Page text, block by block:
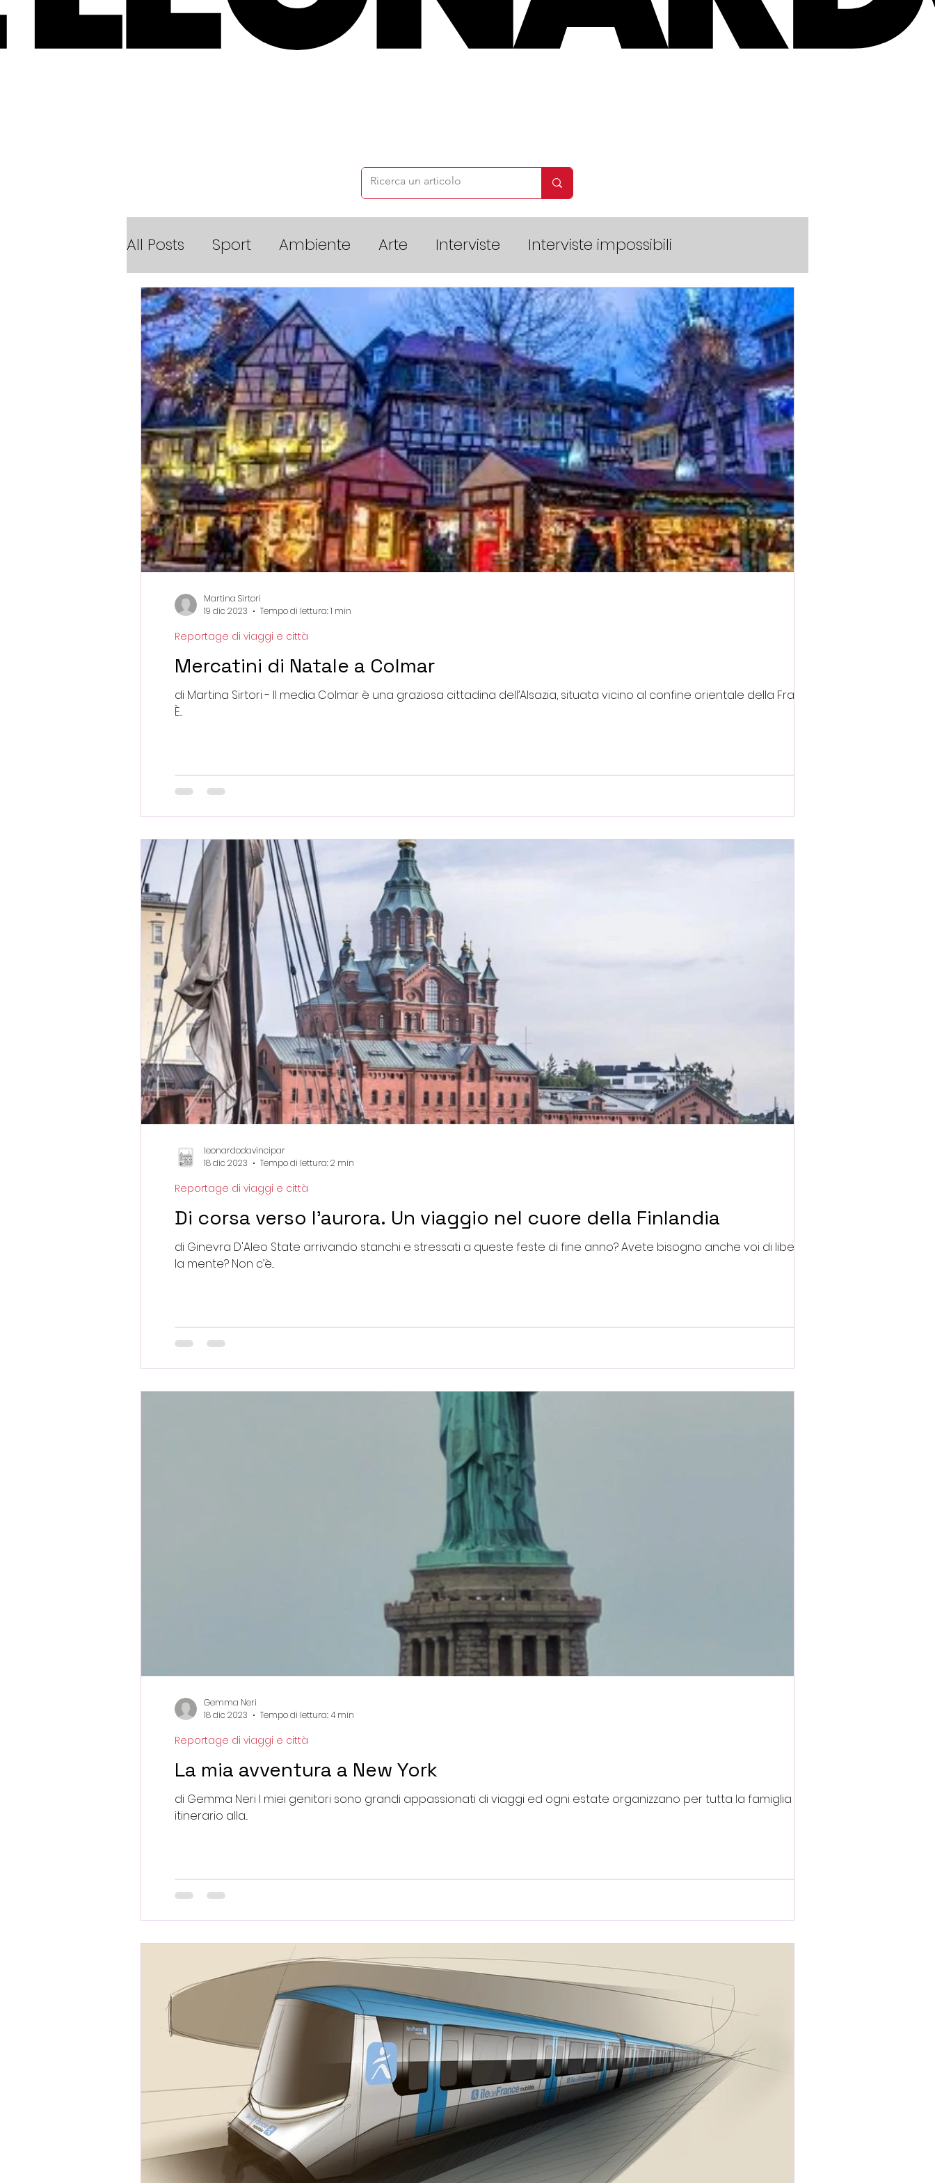
All Posts Sport Ambiente Arte Interviste Interviste impossibili
Notizie dalla scuola Terza pagina - cultura Sorties scolaires
Reportage di viaggi e città Videogiochi Voci dai banchi Cucina Poesia
Spazio Il mio racconto Attualità Poesia Salute Notizie e attualità
cina castelli Sorties scolaire Salute Concours
Mercatini di Natale a Colmar
di Martina Sirtori - II media Colmar è una graziosa cittadina dell’Alsazia, situata vicino al confine orientale della Francia.
È...
Reportage di viaggi e città
Martina Sirtori
19 dic 2023
Tempo di lettura: 1 min
Di corsa verso l'aurora. Un viaggio nel cuore della Finlandia
di Ginevra D'Aleo State arrivando stanchi e stressati a queste feste di fine anno? Avete bisogno anche voi di liberare
la mente? Non c’è...
Reportage di viaggi e città
leonardodavincipar
18 dic 2023
Tempo di lettura: 2 min
La mia avventura a New York
di Gemma Neri I miei genitori sono grandi appassionati di viaggi ed ogni estate organizzano per tutta la famiglia un
itinerario alla...
Reportage di viaggi e città
Gemma Neri
18 dic 2023
Tempo di lettura: 4 min